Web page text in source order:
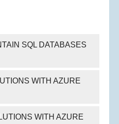
SQL DATABASES
WITH AZURE
WITH AZURE